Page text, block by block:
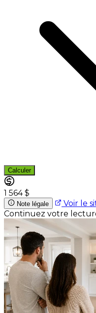
Calculer
1 564 $
Note légale Voir le
Continuez votre